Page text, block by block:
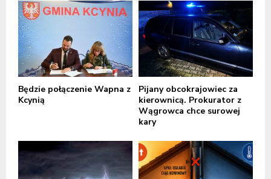
Będzie połączenie Wapna z
Kcynią
Pijany obcokrajowiec za
kierownicą. Prokurator z
Wągrowca chce surowej
kary